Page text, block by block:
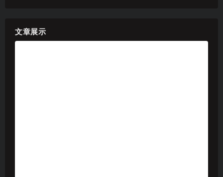
文章展示